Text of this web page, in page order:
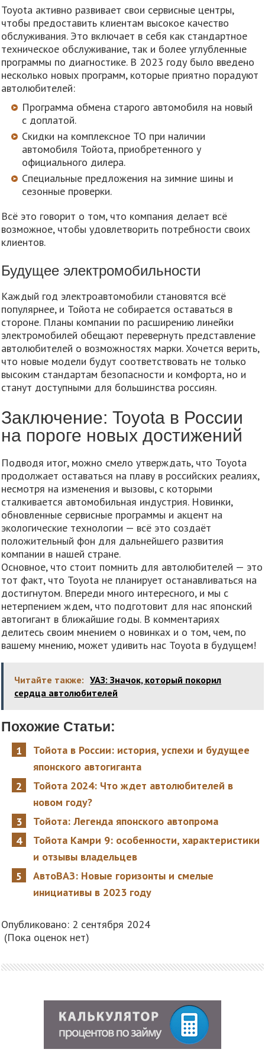
Toyota активно развивает свои сервисные центры,
чтобы предоставить клиентам высокое качество
обслуживания. Это включает в себя как стандартное
техническое обслуживание, так и более углубленные
программы по диагностике. В 2023 году было введено
несколько новых программ, которые приятно порадуют
автолюбителей:
Программа обмена старого автомобиля на новый
с доплатой.
Скидки на комплексное ТО при наличии
автомобиля Тойота, приобретенного у
официального дилера.
Специальные предложения на зимние шины и
сезонные проверки.
Всё это говорит о том, что компания делает всё
возможное, чтобы удовлетворить потребности своих
клиентов.
Будущее электромобильности
Каждый год электроавтомобили становятся всё
популярнее, и Тойота не собирается оставаться в
стороне. Планы компании по расширению линейки
электромобилей обещают перевернуть представление
автолюбителей о возможностях марки. Хочется верить,
что новые модели будут соответствовать не только
высоким стандартам безопасности и комфорта, но и
станут доступными для большинства россиян.
Заключение: Toyota в России
на пороге новых достижений
Подводя итог, можно смело утверждать, что Toyota
продолжает оставаться на плаву в российских реалиях,
несмотря на изменения и вызовы, с которыми
сталкивается автомобильная индустрия. Новинки,
обновленные сервисные программы и акцент на
экологические технологии — всё это создаёт
положительный фон для дальнейшего развития
компании в нашей стране.
Основное, что стоит помнить для автолюбителей — это
тот факт, что Toyota не планирует останавливаться на
достигнутом. Впереди много интересного, и мы с
нетерпением ждем, что подготовит для нас японский
автогигант в ближайшие годы. В комментариях
делитесь своим мнением о новинках и о том, чем, по
вашему мнению, может удивить нас Toyota в будущем!
Читайте также: УАЗ: Значок, который покорил
сердца автолюбителей
Похожие Статьи:
Тойота в России: история, успехи и будущее
японского автогиганта
Тойота 2024: Что ждет автолюбителей в
новом году?
Тойота: Легенда японского автопрома
Тойота Камри 9: особенности, характеристики
и отзывы владельцев
АвтоВАЗ: Новые горизонты и смелые
инициативы в 2023 году
Опубликовано: 2 сентября 2024
(Пока оценок нет)